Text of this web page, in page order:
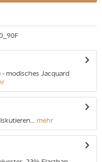
- modisches Jacquard
mehr